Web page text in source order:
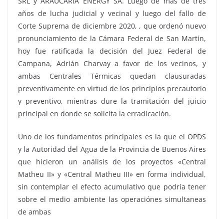
años de lucha judicial y vecinal y luego del fallo de
Corte Suprema de diciembre 2020, , que ordenó nuevo
pronunciamiento de la Cámara Federal de San Martín,
hoy fue ratificada la decisión del Juez Federal de
Campana, Adrián Charvay a favor de los vecinos, y
ambas Centrales Térmicas quedan clausuradas
preventivamente en virtud de los principios precautorio
y preventivo, mientras dure la tramitación del juicio
principal en donde se solicita la erradicación.
Uno de los fundamentos principales es la que el OPDS
y la Autoridad del Agua de la Provincia de Buenos Aires
que hicieron un análisis de los proyectos «Central
Matheu II» y «Central Matheu III» en forma individual,
sin contemplar el efecto acumulativo que podría tener
sobre el medio ambiente las operaciónes simultaneas
de ambas